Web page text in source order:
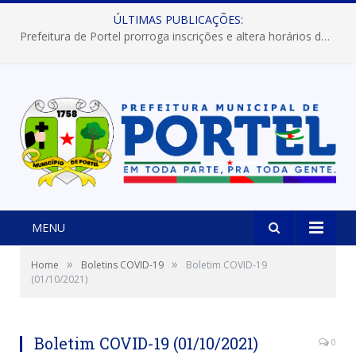
ÚLTIMAS PUBLICAÇÕES:
Prefeitura de Portel prorroga inscrições e altera horários dos concursos “Musa” e “Miss Mix Verão 2026”
MENU
Home » Boletins COVID-19 »
Boletim COVID-19
(01/10/2021)
Boletim COVID-19 (01/10/2021) 0